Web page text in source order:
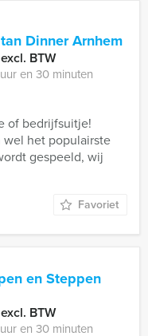
Dinner Arnhem
BTW
en 30 minuten
of bedrijfsuitje!
wel het populairste
gespeeld, wij
Favoriet
en Steppen
BTW
en 30 minuten